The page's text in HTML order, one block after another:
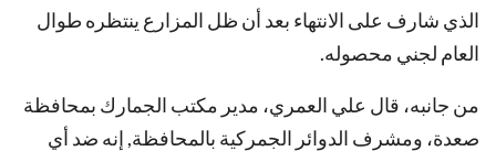
الذي شارف على الانتهاء بعد أن ظل المزارع ينتظره طوال
العام لجني محصوله.
من جانبه، قال علي العمري، مدير مكتب الجمارك بمحافظة
صعدة، ومشرف الدوائر الجمركية بالمحافظة, إنه ضد أي